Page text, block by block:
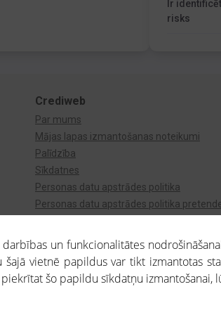
Ir
risks
Crediweb
Par mums
Mājas lapas izmantošanas noteikumi
Palīdzība
Sīkdatnes
Personas datu apstrādes politika
Personas datu apstrādes politika
ietvaros saņemtajai informācijai ir uzziņas raksturs, un
un funkcionalitātes
vietnē papildus var tikt izmantotas
piekrītat šo papildu sīkdatņu izmantošanai,